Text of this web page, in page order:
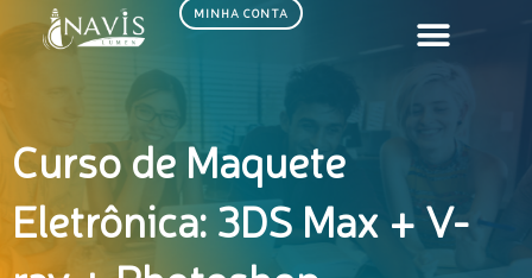
MINHA CONTA
Curso de Maquete
Eletrônica: 3DS Max + V-